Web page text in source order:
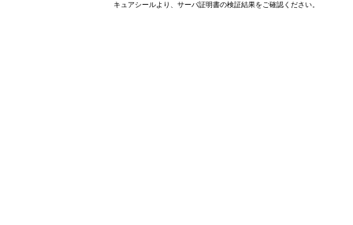
キュアシールより、サーバ証明書の検証結果をご確認ください。